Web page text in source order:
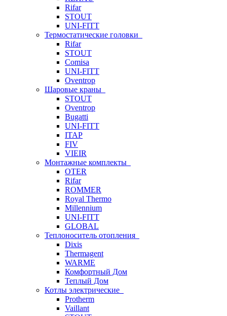
Rifar
STOUT
UNI-FITT
Термостатические головки
Rifar
STOUT
Comisa
UNI-FITT
Oventrop
Шаровые краны
STOUT
Oventrop
Bugatti
UNI-FITT
ITAP
FIV
VIEIR
Монтажные комплекты
OTER
Rifar
ROMMER
Royal Thermo
Millennium
UNI-FITT
GLOBAL
Теплоноситель отопления
Dixis
Thermagent
WARME
Комфортный Дом
Теплый Дом
Котлы электрические
Protherm
Vaillant